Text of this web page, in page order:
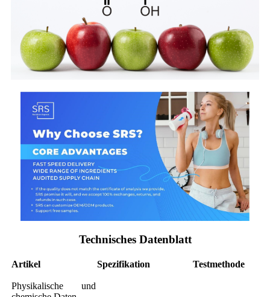
Technisches Datenblatt
Artikel Spezifikation Testmethode
Physikalische und